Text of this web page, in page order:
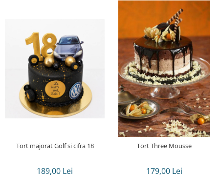
Tort majorat Golf si cifra 18
189,00 Lei
Tort Three Mousse
179,00 Lei